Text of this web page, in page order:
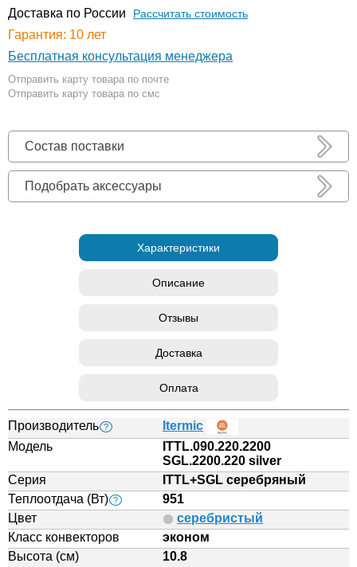
Доставка по России Рассчитать стоимость
Гарантия: 10 лет
Бесплатная консультация менеджера
Отправить карту товара по почте
Отправить карту товара по смс
Состав поставки
Подобрать аксессуары
Характеристики
Описание
Отзывы
Доставка
Оплата
Производитель ?
Itermic
Модель
ITTL.090.220.2200
SGL.2200.220 silver
Серия
ITTL+SGL серебряный
Теплоотдача (Вт) ?
951
Цвет
серебристый
Класс конвекторов
эконом
Высота (см)
10.8